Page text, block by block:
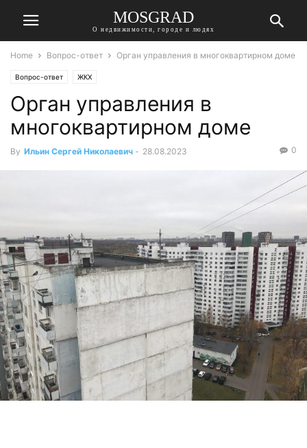
MOSGRAD
О недвижимости, городе и людях
Home Вопрос-ответ Орган управления в многоквартирном доме
Вопрос-ответ ЖКХ
Орган управления в
многоквартирном доме
By Ильин Сергей Николаевич - 28.08.2023 0